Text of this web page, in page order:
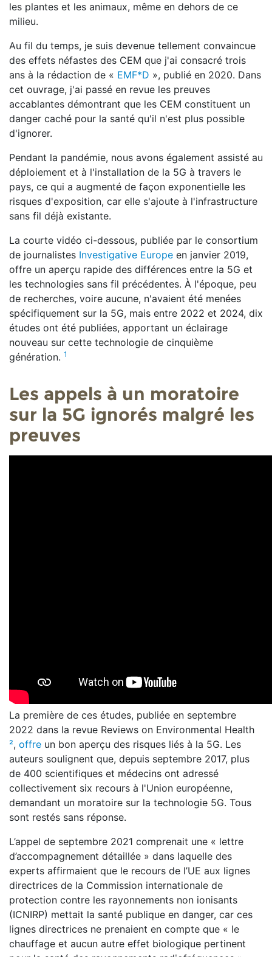
les plantes et les animaux, même en dehors de ce
milieu.
Au fil du temps, je suis devenue tellement convaincue
des effets néfastes des CEM que j'ai consacré trois
ans à la rédaction de « EMF*D », publié en 2020. Dans
cet ouvrage, j'ai passé en revue les preuves
accablantes démontrant que les CEM constituent un
danger caché pour la santé qu'il n'est plus possible
d'ignorer.
Pendant la pandémie, nous avons également assisté au
déploiement et à l'installation de la 5G à travers le
pays, ce qui a augmenté de façon exponentielle les
risques d'exposition, car elle s'ajoute à l'infrastructure
sans fil déjà existante.
La courte vidéo ci-dessous, publiée par le consortium
de journalistes Investigative Europe en janvier 2019,
offre un aperçu rapide des différences entre la 5G et
les technologies sans fil précédentes. À l'époque, peu
de recherches, voire aucune, n'avaient été menées
spécifiquement sur la 5G, mais entre 2022 et 2024, dix
études ont été publiées, apportant un éclairage
nouveau sur cette technologie de cinquième
génération. 1
Les appels à un moratoire
sur la 5G ignorés malgré les
preuves
La première de ces études, publiée en septembre
2022 dans la revue Reviews on Environmental Health
², offre un bon aperçu des risques liés à la 5G. Les
auteurs soulignent que, depuis septembre 2017, plus
de 400 scientifiques et médecins ont adressé
collectivement six recours à l'Union européenne,
demandant un moratoire sur la technologie 5G. Tous
sont restés sans réponse.
L’appel de septembre 2021 comprenait une « lettre
d’accompagnement détaillée » dans laquelle des
experts affirmaient que le recours de l’UE aux lignes
directrices de la Commission internationale de
protection contre les rayonnements non ionisants
(ICNIRP) mettait la santé publique en danger, car ces
lignes directrices ne prenaient en compte que « le
chauffage et aucun autre effet biologique pertinent